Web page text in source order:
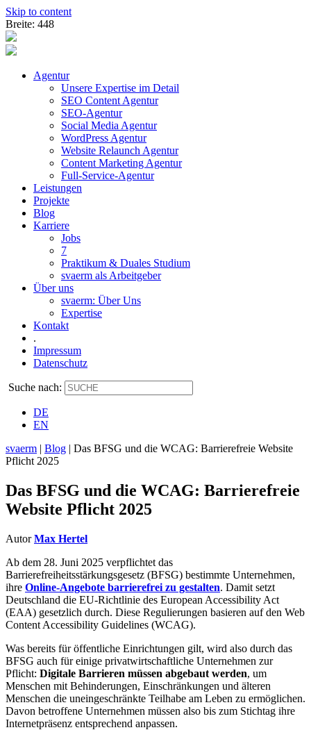
Skip to content
Breite: 448
Agentur
Unsere Expertise im Detail
SEO Content Agentur
SEO-Agentur
Social Media Agentur
WordPress Agentur
Website Relaunch Agentur
Content Marketing Agentur
Full-Service-Agentur
Leistungen
Projekte
Blog
Karriere
Jobs
7
Praktikum & Duales Studium
svaerm als Arbeitgeber
Über uns
svaerm: Über Uns
Expertise
Kontakt
.
Impressum
Datenschutz
Suche nach:
DE
EN
svaerm | Blog | Das BFSG und die WCAG: Barrierefreie Website
Pflicht 2025
Das BFSG und die WCAG: Barrierefreie
Website Pflicht 2025
AutorMax Hertel
Ab dem 28. Juni 2025 verpflichtet das
Barrierefreiheitsstärkungsgesetz (BFSG) bestimmte Unternehmen,
ihre Online-Angebote barrierefrei zu gestalten. Damit setzt
Deutschland die EU-Richtlinie des European Accessibility Act
(EAA) gesetzlich durch. Diese Regulierungen basieren auf den Web
Content Accessibility Guidelines (WCAG).
Was bereits für öffentliche Einrichtungen gilt, wird also durch das
BFSG auch für einige privatwirtschaftliche Unternehmen zur
Pflicht: Digitale Barrieren müssen abgebaut werden, um
Menschen mit Behinderungen, Einschränkungen und älteren
Menschen die uneingeschränkte Teilhabe am Leben zu ermöglichen.
Davon betroffene Unternehmen müssen also bis zum Stichtag ihre
Internetpräsenz entsprechend anpassen.